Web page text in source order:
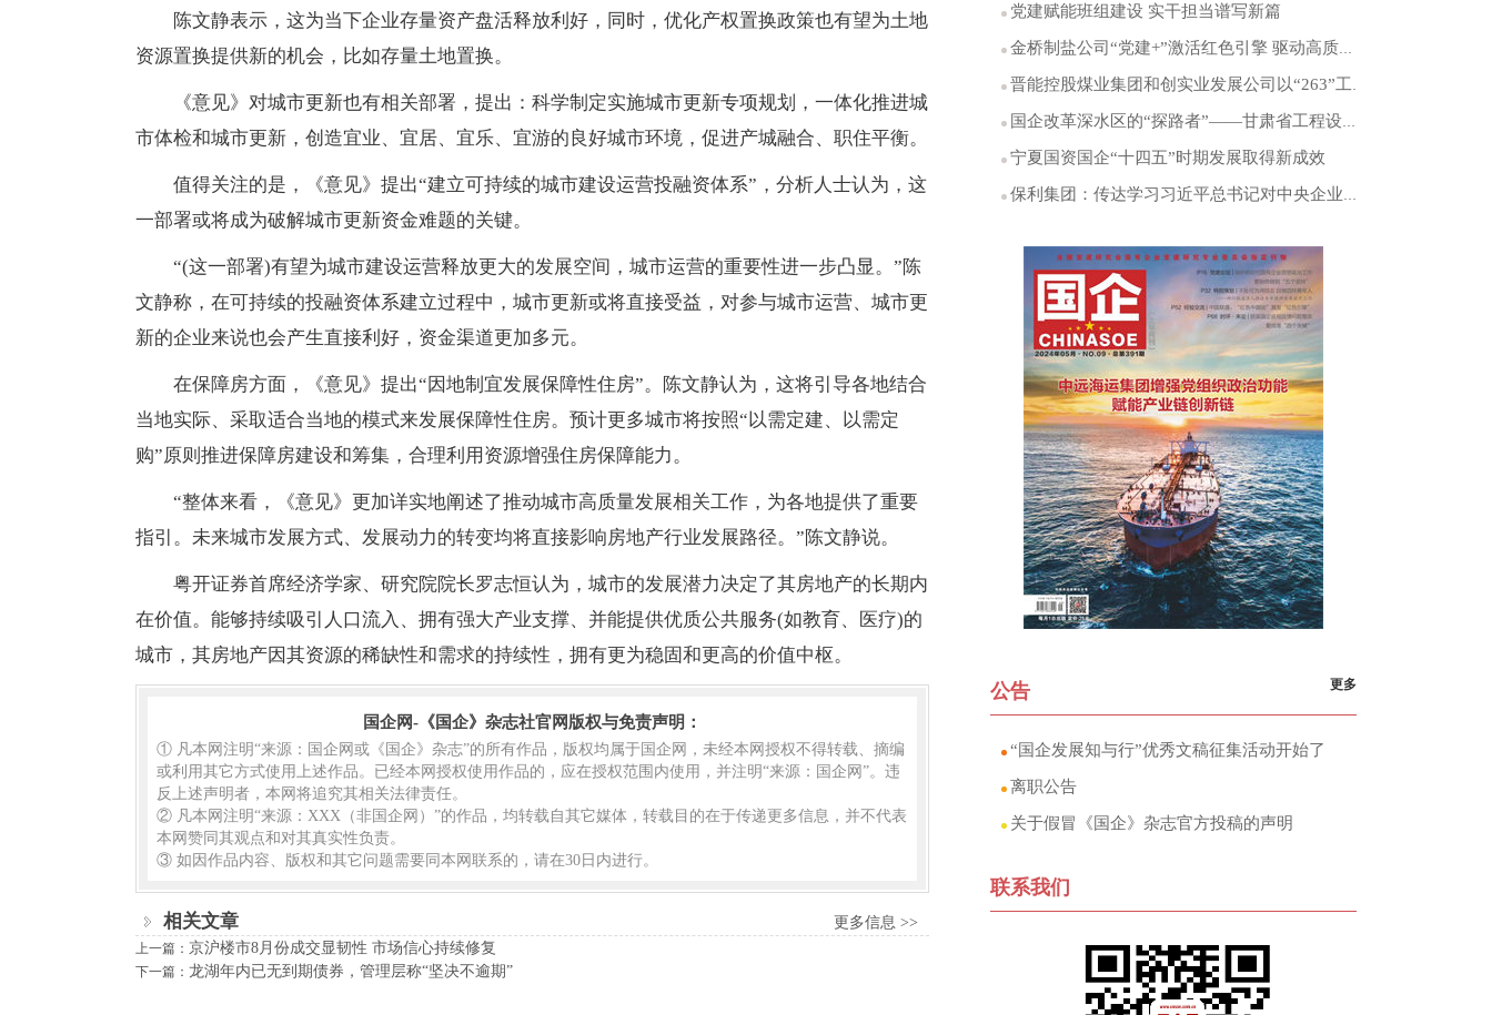
陈文静表示，这为当下企业存量资产盘活释放利好，同时，优化产权置换政策也有望为土地
资源置换提供新的机会，比如存量土地置换。
《意见》对城市更新也有相关部署，提出：科学制定实施城市更新专项规划，一体化推进城
市体检和城市更新，创造宜业、宜居、宜乐、宜游的良好城市环境，促进产城融合、职住平衡。
值得关注的是，《意见》提出“建立可持续的城市建设运营投融资体系”，分析人士认为，这
一部署或将成为破解城市更新资金难题的关键。
“(这一部署)有望为城市建设运营释放更大的发展空间，城市运营的重要性进一步凸显。”陈
文静称，在可持续的投融资体系建立过程中，城市更新或将直接受益，对参与城市运营、城市更
新的企业来说也会产生直接利好，资金渠道更加多元。
在保障房方面，《意见》提出“因地制宜发展保障性住房”。陈文静认为，这将引导各地结合
当地实际、采取适合当地的模式来发展保障性住房。预计更多城市将按照“以需定建、以需定
购”原则推进保障房建设和筹集，合理利用资源增强住房保障能力。
“整体来看，《意见》更加详实地阐述了推动城市高质量发展相关工作，为各地提供了重要
指引。未来城市发展方式、发展动力的转变均将直接影响房地产行业发展路径。”陈文静说。
粤开证券首席经济学家、研究院院长罗志恒认为，城市的发展潜力决定了其房地产的长期内
在价值。能够持续吸引人口流入、拥有强大产业支撑、并能提供优质公共服务(如教育、医疗)的
城市，其房地产因其资源的稀缺性和需求的持续性，拥有更为稳固和更高的价值中枢。
国企网-《国企》杂志社官网版权与免责声明：
① 凡本网注明“来源：国企网或《国企》杂志”的所有作品，版权均属于国企网，未经本网授权不得转载、摘编
或利用其它方式使用上述作品。已经本网授权使用作品的，应在授权范围内使用，并注明“来源：国企网”。违
反上述声明者，本网将追究其相关法律责任。
② 凡本网注明“来源：XXX（非国企网）”的作品，均转载自其它媒体，转载目的在于传递更多信息，并不代表
本网赞同其观点和对其真实性负责。
③ 如因作品内容、版权和其它问题需要同本网联系的，请在30日内进行。
更多信息 >>
相关文章
上一篇： 京沪楼市8月份成交显韧性 市场信心持续修复
下一篇： 龙湖年内已无到期债券，管理层称“坚决不逾期”
党建赋能班组建设 实干担当谱写新篇
金桥制盐公司“党建+”激活红色引擎 驱动高质量发展
晋能控股煤业集团和创实业发展公司以“263”工作机制全面提升党建工作与生产经营共融互促水平
国企改革深水区的“探路者”——甘肃省工程设计研究院市场化改革纪实
宁夏国资国企“十四五”时期发展取得新成效
保利集团：传达学习习近平总书记对中央企业工作的重要指示
公告 更多
“国企发展知与行”优秀文稿征集活动开始了
离职公告
关于假冒《国企》杂志官方投稿的声明
联系我们